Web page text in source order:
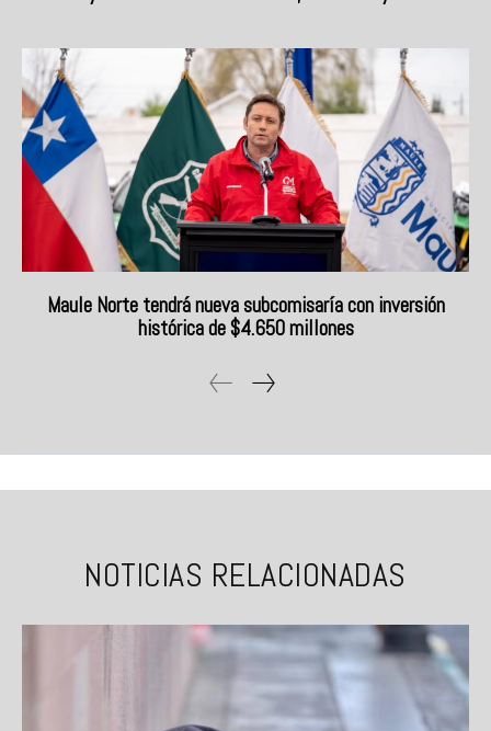
Maule Norte tendrá nueva subcomisaría con inversión
histórica de $4.650 millones
NOTICIAS RELACIONADAS